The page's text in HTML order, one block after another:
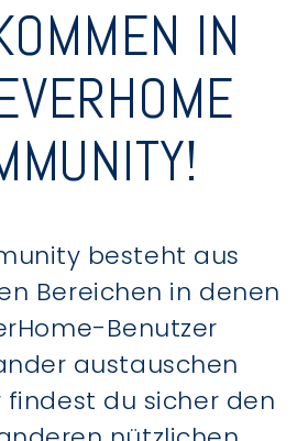
IN
besteht aus
Bereichen in denen
Benutzer
austauschen
findest du sicher den